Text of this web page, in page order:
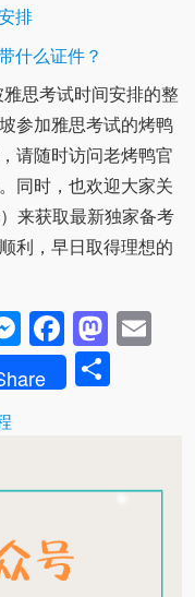
排
什么证件？
思考试时间安排的整
参加雅思考试的烤鸭
请随时访问老烤鸭官
同时，也欢迎大家关
来获取最新独家备考
利，早日取得理想的
Messenger